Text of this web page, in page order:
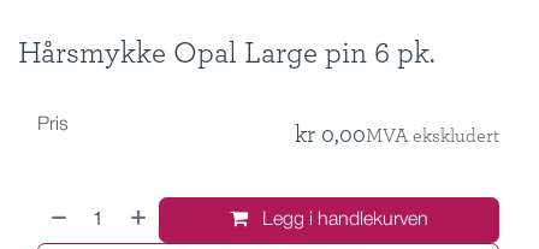
Hårsmykke Opal Large pin 6 pk.
Legg i handlekurven
Pris kr 0,00MVA ekskludert